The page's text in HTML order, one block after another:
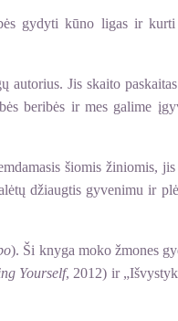
gydyti kūno ligas ir
autorius. Jis skaito
beribės ir mes galime
šiomis žiniomis,
džiaugtis gyvenimu ir
). Ši knyga moko žmones
Yourself, 2012) ir